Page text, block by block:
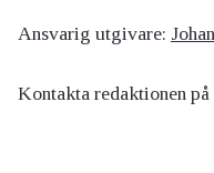
Ansvarig utgivare:
Kontakta redaktionen på